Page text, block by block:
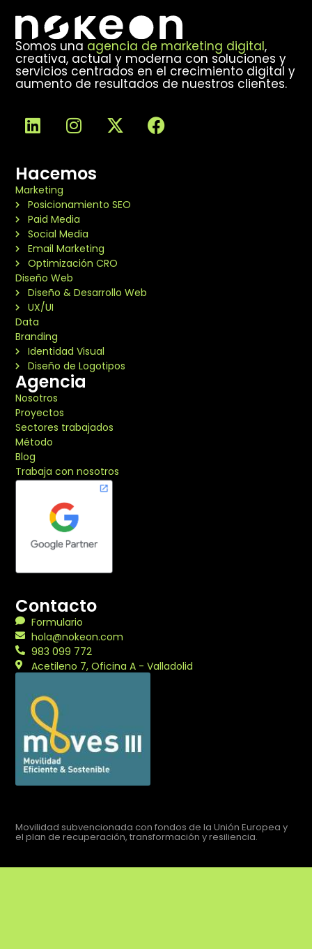
Somos una agencia de marketing digital,
creativa, actual y moderna con soluciones y
servicios centrados en el crecimiento digital y
aumento de resultados de nuestros clientes.
Hacemos
Marketing
Posicionamiento SEO
Paid Media
Social Media
Email Marketing
Optimización CRO
Diseño Web
Diseño & Desarrollo Web
UX/UI
Data
Branding
Identidad Visual
Diseño de Logotipos
Agencia
Nosotros
Proyectos
Sectores trabajados
Método
Blog
Trabaja con nosotros
Contacto
Formulario
hola@nokeon.com
983 099 772
Acetileno 7, Oficina A - Valladolid
Movilidad subvencionada con fondos de la Unión Europea y
el plan de recuperación, transformación y resiliencia.